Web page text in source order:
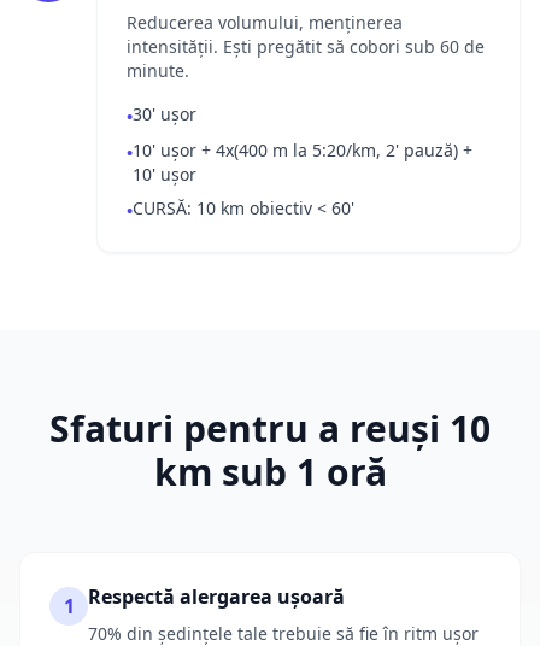
Reducerea volumului, menținerea
intensității. Ești pregătit să cobori sub 60 de
minute.
•30' ușor
•10' ușor + 4x(400 m la 5:20/km, 2' pauză) +
10' ușor
•CURSĂ: 10 km obiectiv < 60'
Sfaturi pentru a reuși 10
km sub 1 oră
1 Respectă alergarea ușoară
70% din ședințele tale trebuie să fie în ritm ușor